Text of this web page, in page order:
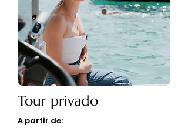
Tour privado
A partir de: